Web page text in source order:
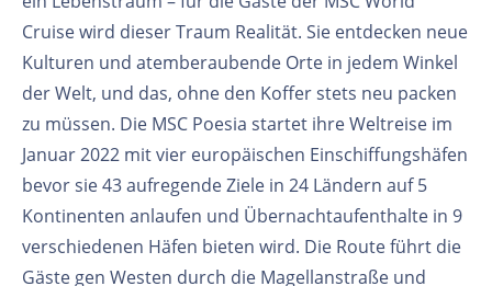
Cruise wird dieser Traum Realität. Sie entdecken neue
Kulturen und atemberaubende Orte in jedem Winkel
der Welt, und das, ohne den Koffer stets neu packen
zu müssen. Die MSC Poesia startet ihre Weltreise im
Januar 2022 mit vier europäischen Einschiffungshäfen
bevor sie 43 aufregende Ziele in 24 Ländern auf 5
Kontinenten anlaufen und Übernachtaufenthalte in 9
verschiedenen Häfen bieten wird. Die Route führt die
Gäste gen Westen durch die Magellanstraße und